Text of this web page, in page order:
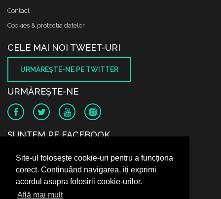
Site-ul folosește cookie-uri pentru a funcționa
corect. Continuând navigarea, iți exprimi
acordul asupra folosirii cookie-urilor.
Află mai mult
Contact
Cookies & protectia datelor
CELE MAI NOI TWEET-URI
URMĂREŞTE-NE PE TWITTER
URMĂREŞTE-NE
SUNTEM PE FACEBOOK